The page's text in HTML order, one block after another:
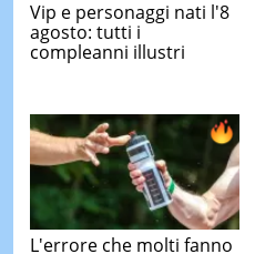
Vip e personaggi nati l'8
agosto: tutti i
compleanni illustri
L'errore che molti fanno